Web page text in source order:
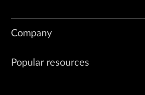
Company
Popular resources